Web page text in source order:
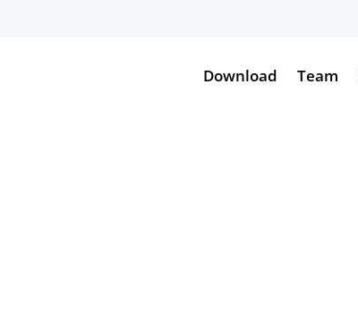
Download Team